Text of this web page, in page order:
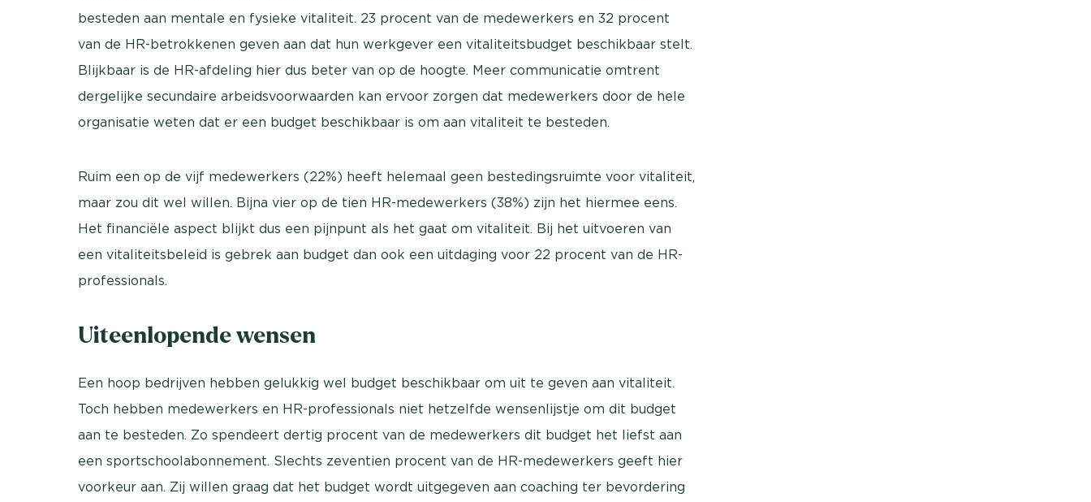
besteden aan mentale en fysieke vitaliteit. 23 procent van de medewerkers en 32 procent
van de HR-betrokkenen geven aan dat hun werkgever een vitaliteitsbudget beschikbaar stelt.
Blijkbaar is de HR-afdeling hier dus beter van op de hoogte. Meer communicatie omtrent
dergelijke secundaire arbeidsvoorwaarden kan ervoor zorgen dat medewerkers door de hele
organisatie weten dat er een budget beschikbaar is om aan vitaliteit te besteden.
Ruim een op de vijf medewerkers (22%) heeft helemaal geen bestedingsruimte voor vitaliteit,
maar zou dit wel willen. Bijna vier op de tien HR-medewerkers (38%) zijn het hiermee eens.
Het financiële aspect blijkt dus een pijnpunt als het gaat om vitaliteit. Bij het uitvoeren van
een vitaliteitsbeleid is gebrek aan budget dan ook een uitdaging voor 22 procent van de HR-
professionals.
Uiteenlopende wensen
Een hoop bedrijven hebben gelukkig wel budget beschikbaar om uit te geven aan vitaliteit.
Toch hebben medewerkers en HR-professionals niet hetzelfde wensenlijstje om dit budget
aan te besteden. Zo spendeert dertig procent van de medewerkers dit budget het liefst aan
een sportschoolabonnement. Slechts zeventien procent van de HR-medewerkers geeft hier
voorkeur aan. Zij willen graag dat het budget wordt uitgegeven aan coaching ter bevordering